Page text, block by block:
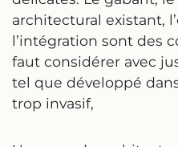
architectural existant,
l’intégration sont des
faut considérer avec
tel que développé
trop invasif,